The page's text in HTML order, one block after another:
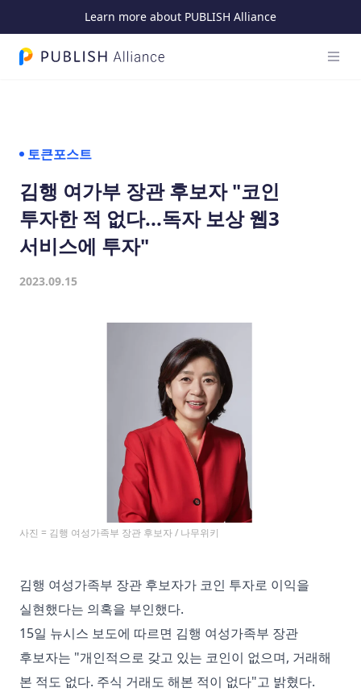
Learn more about PUBLISH Alliance
PUBLISH Alliance logo
토큰포스트
김행 여가부 장관 후보자 "코인
투자한 적 없다...독자 보상 웹3
서비스에 투자"
2023.09.15
사진 = 김행 여성가족부 장관 후보자 / 나무위키
김행 여성가족부 장관 후보자가 코인 투자로 이익을
실현했다는 의혹을 부인했다.
15일 뉴시스 보도에 따르면 김행 여성가족부 장관
후보자는 "개인적으로 갖고 있는 코인이 없으며, 거래해
본 적도 없다. 주식 거래도 해본 적이 없다"고 밝혔다.